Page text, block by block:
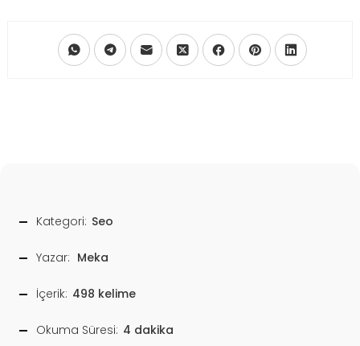
Kategori: Seo
Yazar: Meka
İçerik: 498 kelime
Okuma Süresi: 4 dakika